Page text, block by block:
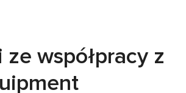
ze współpracy z